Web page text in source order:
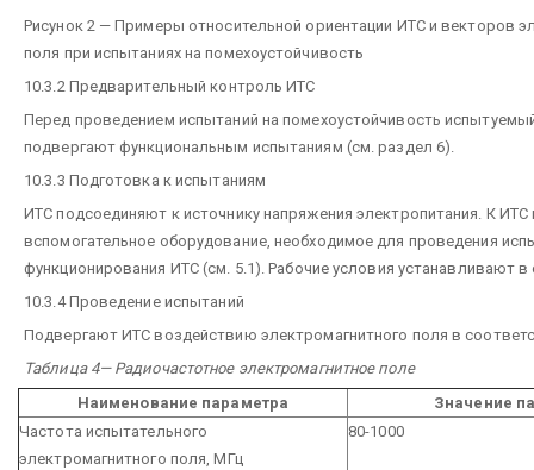
Рисунок 2 — Примеры относительной ориентации ИТС и векторов
поля при испытаниях на помехоустойчивость
10.3.2 Предварительный контроль ИТС
Перед проведением испытаний на помехоустойчивость
подвергают функциональным испытаниям (см. раздел 6).
10.3.3 Подготовка к испытаниям
ИТС подсоединяют к источнику напряжения электропитания. К
вспомогательное оборудование, необходимое для проведения
функционирования ИТС (см. 5.1). Рабочие условия устанавливают в
10.3.4 Проведение испытаний
Подвергают ИТС воздействию электромагнитного поля в
Таблица 4— Радиочастотное электромагнитное поле
Наименование параметра
Значение
Частота испытательного
электромагнитного поля, МГц
80-1000